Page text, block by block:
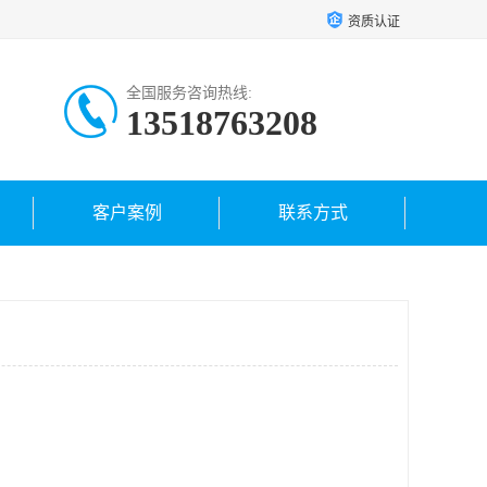
资质认证
全国服务咨询热线:
13518763208
客户案例 联系方式